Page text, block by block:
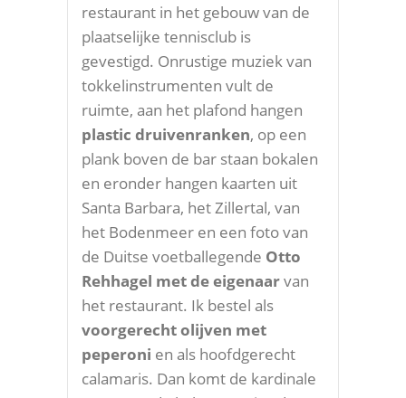
restaurant in het gebouw van de
plaatselijke tennisclub is
gevestigd. Onrustige muziek van
tokkelinstrumenten vult de
ruimte, aan het plafond hangen
plastic druivenranken, op een
plank boven de bar staan bokalen
en eronder hangen kaarten uit
Santa Barbara, het Zillertal, van
het Bodenmeer en een foto van
de Duitse voetballegende Otto
Rehhagel met de eigenaarvan
het restaurant. Ik bestel als
voorgerechtolijven met
peperoni en als hoofdgerecht
calamaris. Dan komt de kardinale